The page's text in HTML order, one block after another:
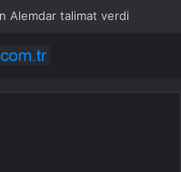
Alemdar talimat verdi